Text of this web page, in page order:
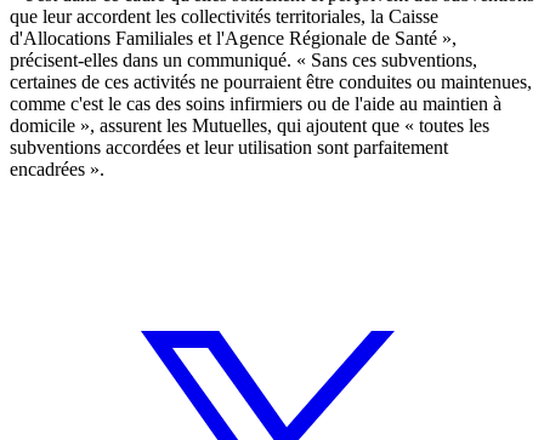
que leur accordent les collectivités territoriales, la Caisse
d'Allocations Familiales et l'Agence Régionale de Santé »,
précisent-elles dans un communiqué. « Sans ces subventions,
certaines de ces activités ne pourraient être conduites ou maintenues,
comme c'est le cas des soins infirmiers ou de l'aide au maintien à
domicile », assurent les Mutuelles, qui ajoutent que « toutes les
subventions accordées et leur utilisation sont parfaitement
encadrées ».